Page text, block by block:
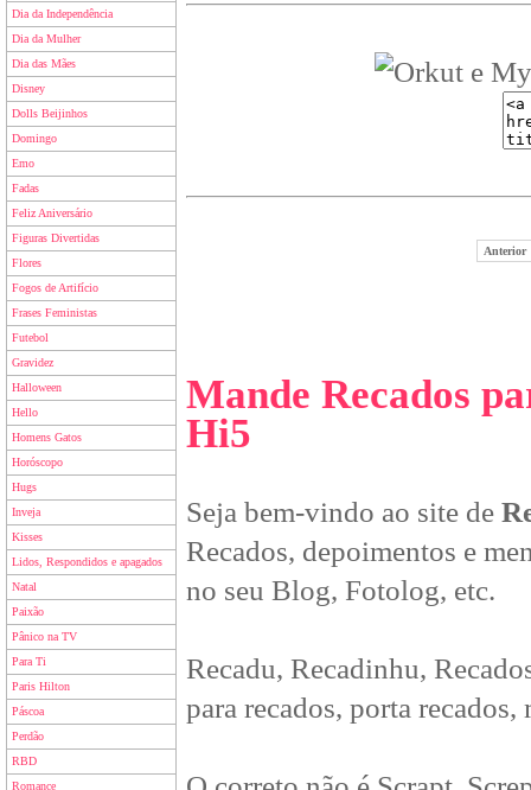
Dia da Independência
Dia da Mulher
Dia das Mães
Disney
Dolls Beijinhos
Domingo
Emo
Fadas
Feliz Aniversário
Figuras Divertidas
Flores
Fogos de Artifício
Frases Feministas
Futebol
Gravidez
Halloween
Hello
Homens Gatos
Horóscopo
Hugs
Inveja
Kisses
Lidos, Respondidos e apagados
Natal
Paixão
Pânico na TV
Para Ti
Paris Hilton
Páscoa
Perdão
RBD
Romance
Anterior
Mande Recados
Hi5
Seja bem-vindo ao site de
Recados, depoimentos e
no seu Blog, Fotolog, etc.
Recadu, Recadinhu,
para recados, porta